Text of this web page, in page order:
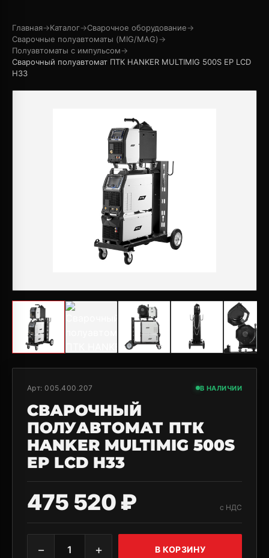
Главная→Каталог→Сварочное оборудование→
Сварочные полуавтоматы (MIG/MAG)→
Полуавтоматы с импульсом→
Сварочный полуавтомат ПТК HANKER MULTIMIG 500S EP LCD
H33
Арт:005.400.207 В НАЛИЧИИ
СВАРОЧНЫЙ
ПОЛУАВТОМАТ ПТК
HANKER MULTIMIG 500S
EP LCD H33
475 520 ₽ с НДС
− 1 + В КОРЗИНУ